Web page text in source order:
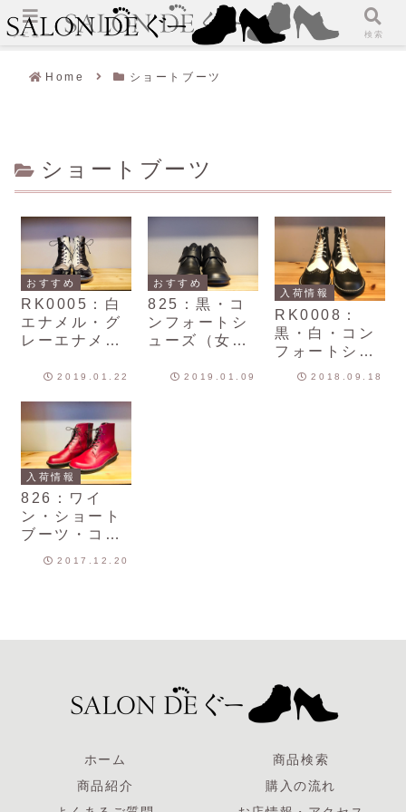
Home ショートブーツ
ショートブーツ
おすすめ
RK0005：白
エナメル・グ
レーエナメ
ル・黒スエー
（女性用）
2019.01.22
おすすめ
825：黒・コ
ンフォートシ
ューズ（女性
2019.01.09
入荷情報
RK0008：
黒・白・コン
フォートシュ
ーズ（女性
2018.09.18
入荷情報
826：ワイ
ン・ショート
ブーツ・コン
フォートシュ
2017.12.20
ホーム
商品検索
商品紹介
購入の流れ
メニュー 検索